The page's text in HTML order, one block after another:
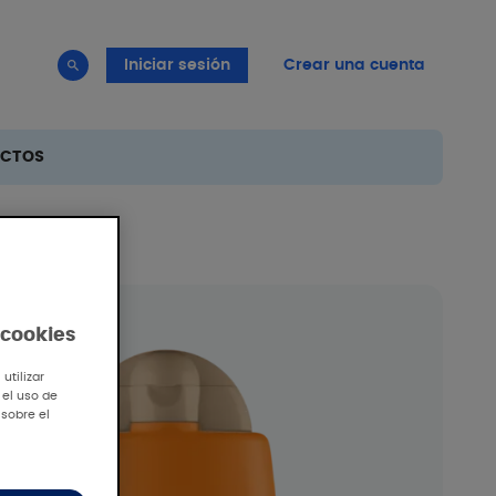
Iniciar sesión Crear una cuenta
utilizar
uso de
el